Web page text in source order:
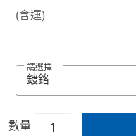
(含運)
請選擇
數量